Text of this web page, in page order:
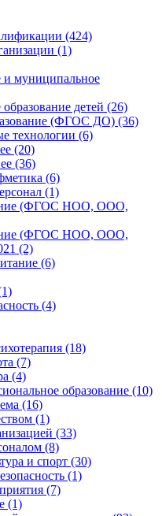
(424)
(1)
и муниципальное
детей (26)
(ФГОС ДО) (36)
технологии (6)
(20)
(36)
(6)
(1)
(ФГОС НОО, ООО,
(ФГОС НОО, ООО,
(2)
(6)
(4)
(18)
(7)
(4)
образование (10)
(16)
(1)
(33)
(8)
и спорт (30)
(1)
(7)
(1)